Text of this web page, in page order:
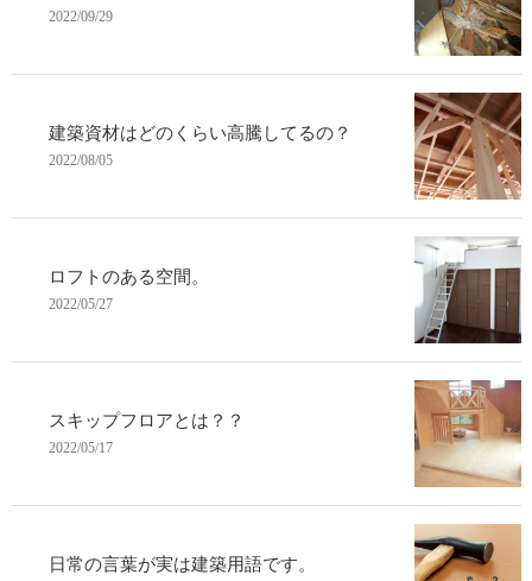
2022/09/29
建築資材はどのくらい高騰してるの？
2022/08/05
ロフトのある空間。
2022/05/27
スキップフロアとは？？
2022/05/17
日常の言葉が実は建築用語です。